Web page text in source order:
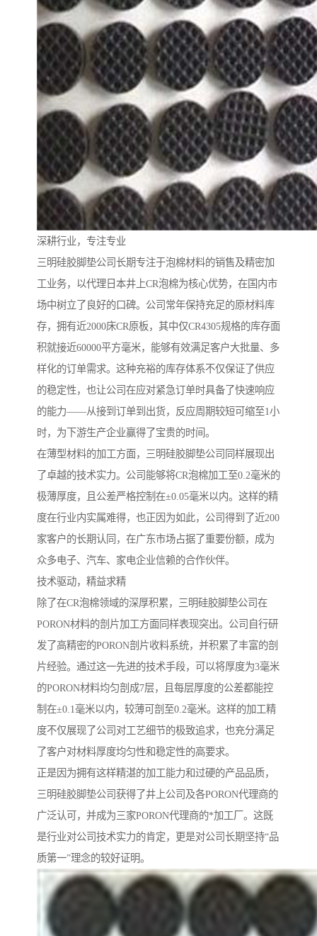
深耕行业，专注专业
三明硅胶脚垫公司长期专注于泡棉材料的销售及精密加
工业务，以代理日本井上CR泡棉为核心优势，在国内市
场中树立了良好的口碑。公司常年保持充足的原材料库
存，拥有近2000床CR原板，其中仅CR4305规格的库存面
积就接近60000平方毫米，能够有效满足客户大批量、多
样化的订单需求。这种充裕的库存体系不仅保证了供应
的稳定性，也让公司在应对紧急订单时具备了快速响应
的能力——从接到订单到出货，反应周期较短可缩至1小
时，为下游生产企业赢得了宝贵的时间。
在薄型材料的加工方面，三明硅胶脚垫公司同样展现出
了卓越的技术实力。公司能够将CR泡棉加工至0.2毫米的
极薄厚度，且公差严格控制在±0.05毫米以内。这样的精
度在行业内实属难得，也正因为如此，公司得到了近200
家客户的长期认同，在广东市场占据了重要份额，成为
众多电子、汽车、家电企业信赖的合作伙伴。
技术驱动，精益求精
除了在CR泡棉领域的深厚积累，三明硅胶脚垫公司在
PORON材料的剖片加工方面同样表现突出。公司自行研
发了高精密的PORON剖片收料系统，并积累了丰富的剖
片经验。通过这一先进的技术手段，可以将厚度为3毫米
的PORON材料均匀剖成7层，且每层厚度的公差都能控
制在±0.1毫米以内，较薄可剖至0.2毫米。这样的加工精
度不仅展现了公司对工艺细节的极致追求，也充分满足
了客户对材料厚度均匀性和稳定性的高要求。
正是因为拥有这样精湛的加工能力和过硬的产品品质，
三明硅胶脚垫公司获得了井上公司及各PORON代理商的
广泛认可，并成为三家PORON代理商的*加工厂。这既
是行业对公司技术实力的肯定，更是对公司长期坚持“品
质第一”理念的较好证明。